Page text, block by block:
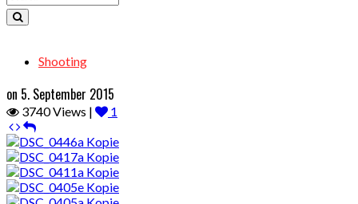
Shooting
on 5. September 2015
3740 Views | 1